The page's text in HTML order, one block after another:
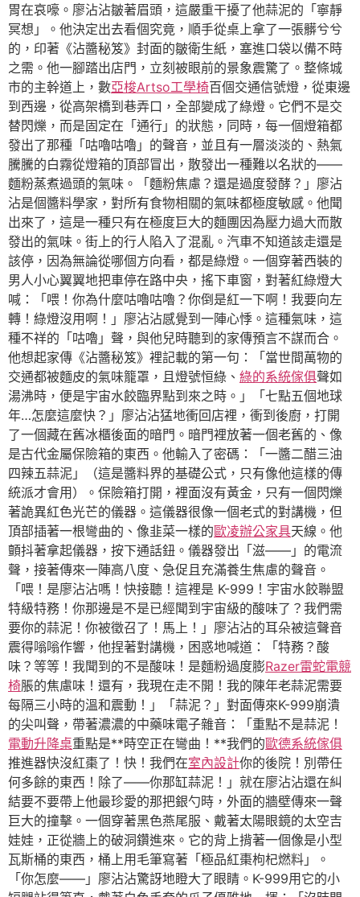
胃在哀嚎。廖沾沾皺著眉頭，這嚴重干擾了他蒜泥的「寧靜
冥想」。他決定出去看個究竟，順手從桌上拿了一張髒兮兮
的，印著《沾醬秘笈》封面的皺衛生紙，塞進口袋以備不時
之需。他一腳踏出店門，立刻被眼前的景象震驚了。整條城
市的主幹道上，數亞梭Artso工學椅百個交通信號燈，從東邊
到西邊，從高架橋到巷弄口，全部變成了綠燈。它們不是交
替閃爍，而是固定在「通行」的狀態，同時，每一個燈箱都
發出了那種「咕嚕咕嚕」的聲音，並且有一層淡淡的、熱氣
騰騰的白霧從燈箱的頂部冒出，散發出一種難以名狀的——
麵粉蒸煮過頭的氣味。「麵粉焦慮？還是過度發酵？」廖沾
沾是個醬料學家，對所有食物相關的氣味都極度敏感。他聞
出來了，這是一種只有在極度巨大的麵團因為壓力過大而散
發出的氣味。街上的行人陷入了混亂。汽車不知道該走還是
該停，因為無論從哪個方向看，都是綠燈。一個穿著西裝的
男人小心翼翼地把車停在路中央，搖下車窗，對著紅綠燈大
喊：「喂！你為什麼咕嚕咕嚕？你倒是紅一下啊！我要向左
轉！綠燈沒用啊！」廖沾沾感覺到一陣心悸。這種氣味，這
種不祥的「咕嚕」聲，與他兒時聽到的家傳預言不謀而合。
他想起家傳《沾醬秘笈》裡記載的第一句：「當世間萬物的
交通都被麵皮的氣味籠罩，且燈號恒綠、 綠的系統傢俱聲如
湯沸時，便是宇宙水餃臨界點到來之時。」「七點五個地球
年…怎麼這麼快？」廖沾沾猛地衝回店裡，衝到後廚，打開
了一個藏在舊冰櫃後面的暗門。暗門裡放著一個老舊的、像
是古代金屬保險箱的東西。他輸入了密碼：「一醬二醋三油
四辣五蒜泥」（這是醬料界的基礎公式，只有像他這樣的傳
統派才會用）。保險箱打開，裡面沒有黃金，只有一個閃爍
著詭異紅色光芒的儀器。這儀器很像一個老式的對講機，但
頂部插著一根彎曲的、像韭菜一樣的歐凌辦公家具天線。他
顫抖著拿起儀器，按下通話鈕。儀器發出「滋——」的電流
聲，接著傳來一陣高八度、急促且充滿養生焦慮的聲音。
「喂！是廖沾沾嗎！快接聽！這裡是 K-999！宇宙水餃聯盟
特級特務！你那邊是不是已經聞到宇宙級的酸味了？我們需
要你的蒜泥！你被徵召了！馬上！」廖沾沾的耳朵被這聲音
震得嗡嗡作響，他捏著對講機，困惑地喊道：「特務？酸
味？等等！我聞到的不是酸味！是麵粉過度膨Razer雷蛇電競
椅脹的焦慮味！還有，我現在走不開！我的陳年老蒜泥需要
每隔三小時的溫和震動！」「蒜泥？」對面傳來K-999崩潰
的尖叫聲，帶著濃濃的中藥味電子雜音：「重點不是蒜泥！
電動升降桌重點是**時空正在彎曲！**我們的歐德系統傢俱
推進器快沒紅棗了！快！我們在室內設計你的後院！別帶任
何多餘的東西！除了——你那缸蒜泥！」就在廖沾沾還在糾
結要不要帶上他最珍愛的那把銀勺時，外面的牆壁傳來一聲
巨大的撞擊。一個穿著黑色燕尾服、戴著太陽眼鏡的太空吉
娃娃，正從牆上的破洞鑽進來。它的背上揹著一個像是小型
瓦斯桶的東西，桶上用毛筆寫著「極品紅棗枸杞燃料」。
「你怎麼——」廖沾沾驚訝地瞪大了眼睛。K-999用它的小